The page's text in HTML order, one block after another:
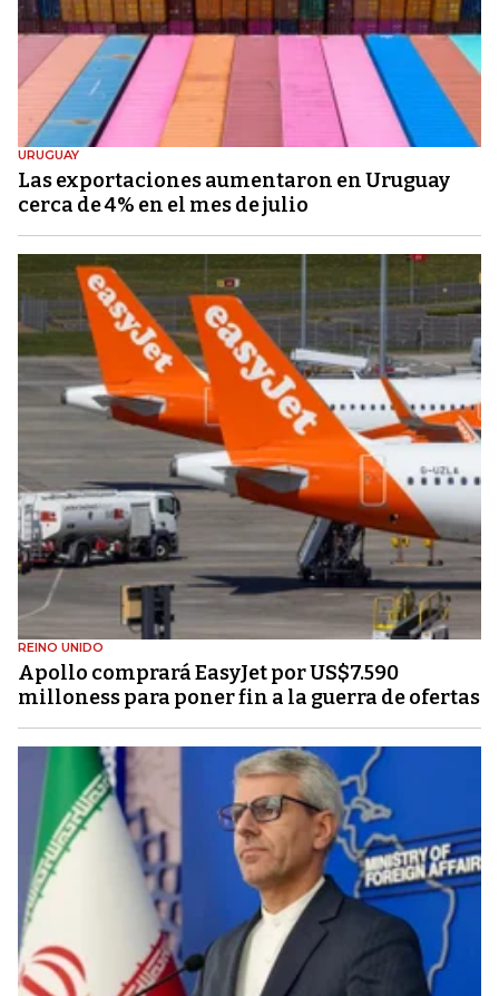
URUGUAY
Las exportaciones aumentaron en Uruguay
cerca de 4% en el mes de julio
REINO UNIDO
Apollo comprará EasyJet por US$7.590
milloness para poner fin a la guerra de ofertas